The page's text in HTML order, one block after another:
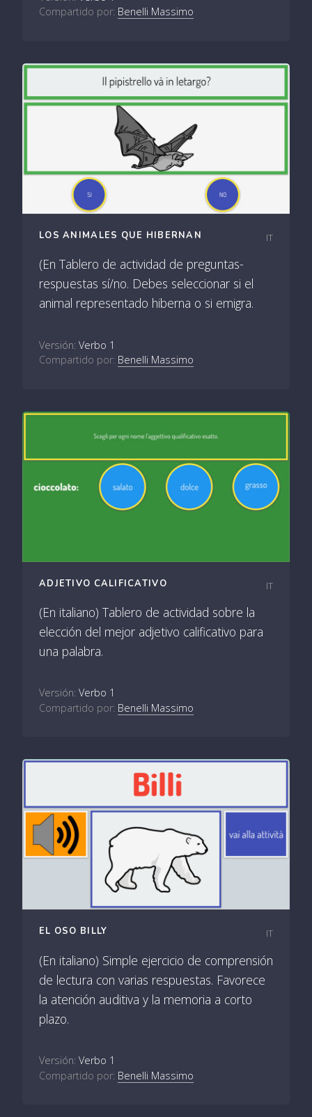
Compartido por: Benelli Massimo
LOS ANIMALES QUE HIBERNAN IT
(En Tablero de actividad de preguntas-
respuestas sí/no. Debes seleccionar si el
animal representado hiberna o si emigra.
Versión: Verbo 1
Compartido por: Benelli Massimo
ADJETIVO CALIFICATIVO IT
(En italiano) Tablero de actividad sobre la
elección del mejor adjetivo calificativo para
una palabra.
Versión: Verbo 1
Compartido por: Benelli Massimo
EL OSO BILLY IT
(En italiano) Simple ejercicio de comprensión
de lectura con varias respuestas. Favorece
la atención auditiva y la memoria a corto
plazo.
Versión: Verbo 1
Compartido por: Benelli Massimo